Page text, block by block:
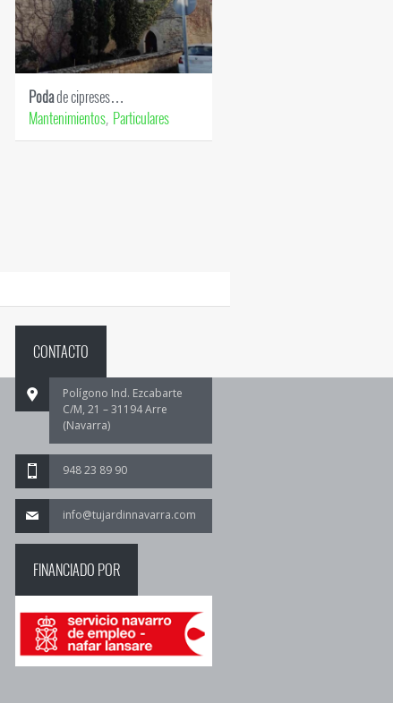
Podade cipreses…
Mantenimientos, Particulares
CONTACTO
Polígono Ind. Ezcabarte
C/M, 21 – 31194 Arre
(Navarra)
948 23 89 90
info@tujardinnavarra.com
FINANCIADO POR